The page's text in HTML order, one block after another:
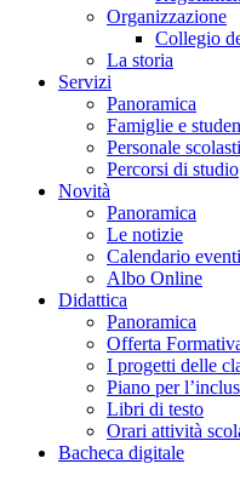
Organizzazione
Collegio
La storia
Servizi
Panoramica
Famiglie e
Personale
Percorsi di studio
Novità
Panoramica
Le notizie
Calendario eventi
Albo Online
Didattica
Panoramica
Offerta
I progetti delle
Piano per
Libri di testo
Orari attività
Bacheca digitale